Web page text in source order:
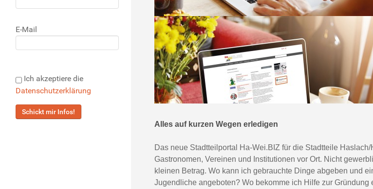
E-Mail
Ich akzeptiere die
Datenschutzerklärung
Alles auf kurzen Wegen erledigen
Das neue Stadtteilportal Ha-Wei.BIZ für die Stadtteile
Gastronomen, Vereinen und Institutionen vor Ort. Nicht
kleinen Betrag. Wo kann ich gebrauchte Dinge abgeben und
Jugendliche angeboten? Wo bekomme ich Hilfe zur